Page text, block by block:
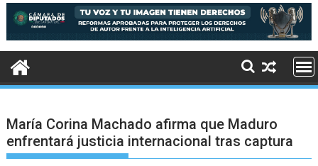
María Corina Machado afirma que Maduro
enfrentará justicia internacional tras captura